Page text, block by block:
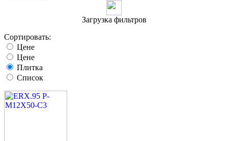
Загрузка фильтров
Сортировать:
Цене
Цене
Плитка
Список